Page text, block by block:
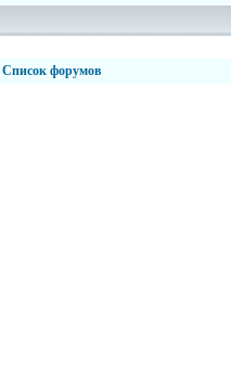
Список форумов